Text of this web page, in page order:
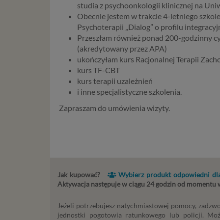
studia z psychoonkologii klinicznej na
Obecnie jestem w trakcie 4-letniego
Psychoterapii „Dialog” o profilu
Przeszłam również ponad 200-godzinny
(akredytowany przez APA)
ukończyłam kurs Racjonalnej Terapii
kurs TF-CBT
kurs terapii uzależnień
i inne specjalistyczne szkolenia.
Zapraszam do umówienia wizyty.
Jak kupować? Wybierz produkt odpowiedni
Aktywacja następuje w ciągu 24 godzin od momentu
Jeżeli potrzebujesz natychmiastowej pomocy,
jednostki pogotowia ratunkowego lub policji.
2018 r.
nie
Czym
Dane
kilka